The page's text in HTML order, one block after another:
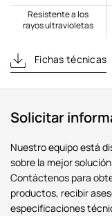
Resistente a los
rayos ultravioletas
Fichas técnicas
Solicitar
Nuestro equipo está
sobre la mejor
Contáctenos para
productos, recibir
especificaciones